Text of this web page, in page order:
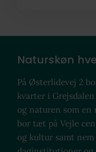
Naturskøn
På Østerlidevej 2
kvarter i
og naturen som en
bor tæt på Vejle
og kultur samt